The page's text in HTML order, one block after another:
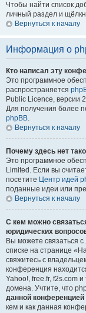
Чтобы найти список
личный раздел и
Вернуться к началу
Информация о
Кто написал эту
Это программное
распространяется
Public Licence, версии
Для получения более
phpBB.
Вернуться к началу
Почему здесь нет
Это программное
Limited. Если вы
посетите Центр идей
поданные идеи или
Вернуться к началу
С кем можно
юридических
Вы можете связаться
списке на странице
свяжитесь с
конференция
Yahoo!, free.fr, f2s.com
домена. Учтите, что
данной конференцией
кем и как данная